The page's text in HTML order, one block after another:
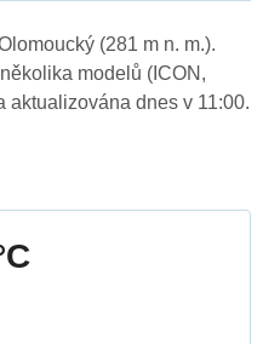
(281 m n. m.).
modelů (ICON,
aktualizována dnes v 11:00.